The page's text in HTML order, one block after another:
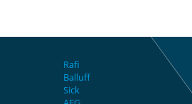
Rafi
Balluff
Sick